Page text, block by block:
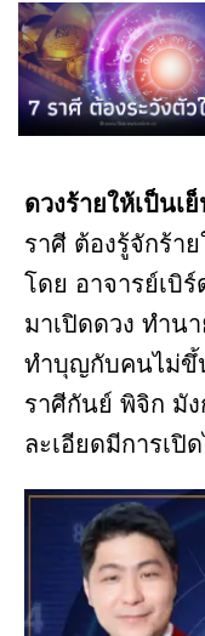
ดวงร้ายให้เป็นเ
ราศี ต้องรู้จักร้า
โดย อาจารย์เบิ
มาเปิดดวง ทำน
ทำบุญกับคนไม่ขึ้
ราศีกันย์ พิจิก มัง
ละเอียดมีการเปิ